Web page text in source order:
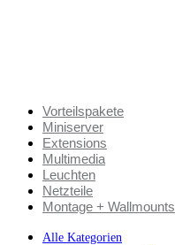
Vorteilspakete
Miniserver
Extensions
Multimedia
Leuchten
Netzteile
Montage + Wallmounts
Alle Kategorien